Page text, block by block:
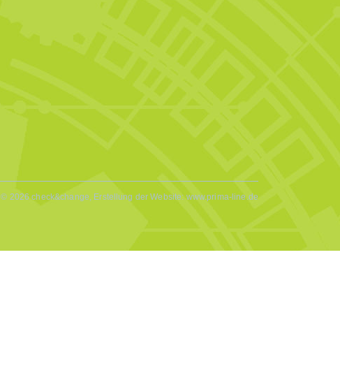
© 2026 check&change, Erstellung der Website:www.prima-line.de
Kontakt